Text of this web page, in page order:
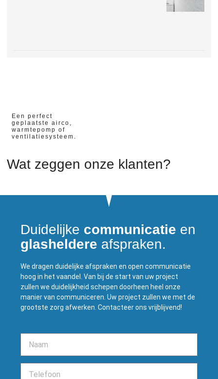
Een perfect
geplaatste airco,
warmtepomp of
ventilatiesysteem.
Wat zeggen onze klanten?
Duidelijke communicatie en
glasheldere afspraken.
We dragen duidelijke afspraken en open communicatie
hoog in het vaandel. Van bij de start van uw project
zullen we duidelijkheid schepen doorheen heel onze
manier van communiceren. Uw project zullen we met de
grootste zorg afwerken. Contacteer ons vrijblijvend!